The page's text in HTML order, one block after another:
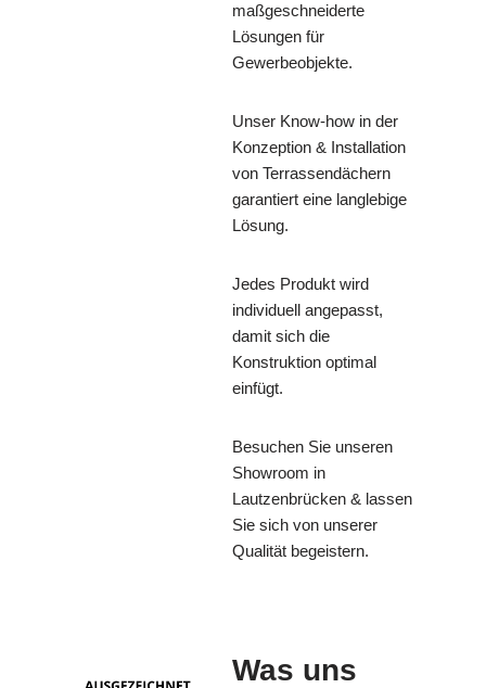
maßgeschneiderte
Lösungen für
Gewerbeobjekte.
Unser Know-how in der
Konzeption & Installation
von Terrassendächern
garantiert eine langlebige
Lösung.
Jedes Produkt wird
individuell angepasst,
damit sich die
Konstruktion optimal
einfügt.
Besuchen Sie unseren
Showroom in
Lautzenbrücken & lassen
Sie sich von unserer
Qualität begeistern.
Was uns